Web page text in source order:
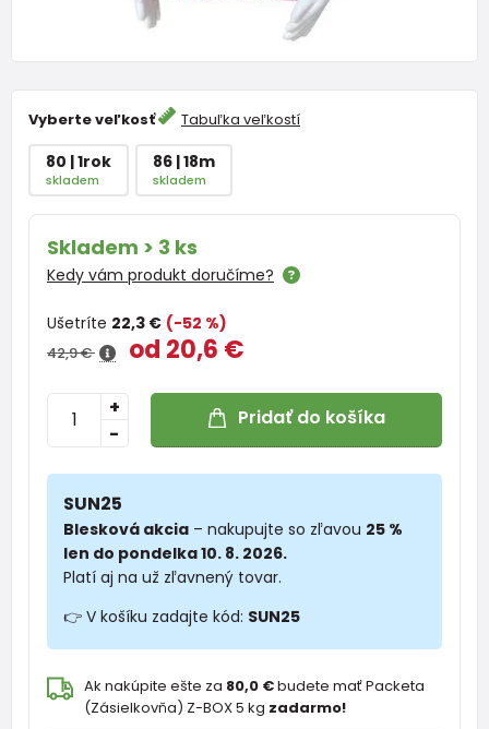
Vyberte veľkosť Tabuľka veľkostí
80 | 1rok
skladem
86 | 18m
skladem
Skladem > 3 ks
Kedy vám produkt doručíme?
Ušetríte 22,3 € (-52 %)
42,9 € od 20,6 €
-
+ Pridať do košíka
SUN25
Blesková akcia – nakupujte so zľavou 25 %
len do pondelka 10. 8. 2026.
Platí aj na už zľavnený tovar.
👉 V košíku zadajte kód: SUN25
Ak nakúpite ešte za 80,0 €budete mať Packeta
(Zásielkovňa) Z-BOX 5 kg zadarmo!